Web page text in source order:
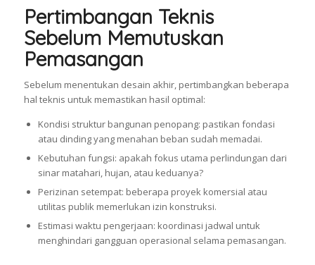
Pertimbangan Teknis
Sebelum Memutuskan
Pemasangan
Sebelum menentukan desain akhir, pertimbangkan beberapa
hal teknis untuk memastikan hasil optimal:
Kondisi struktur bangunan penopang: pastikan fondasi
atau dinding yang menahan beban sudah memadai.
Kebutuhan fungsi: apakah fokus utama perlindungan dari
sinar matahari, hujan, atau keduanya?
Perizinan setempat: beberapa proyek komersial atau
utilitas publik memerlukan izin konstruksi.
Estimasi waktu pengerjaan: koordinasi jadwal untuk
menghindari gangguan operasional selama pemasangan.